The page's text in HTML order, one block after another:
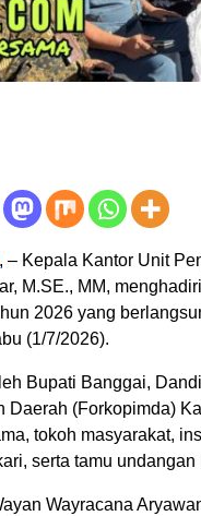
, – Kepala Kantor Unit
M.SE., MM,
2026 yang
(1/7/2026).
Bupati Banggai,
Daerah (Forkopimda)
tokoh masyarakat,
serta tamu undangan
Wayracana